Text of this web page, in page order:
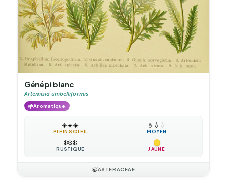
Génépi blanc
Artemisia umbelliformis
🌱Aromatique
☀️☀️☀️
PLEIN SOLEIL
💧 💧 💧
MOYEN
❄️❄️❄️
RUSTIQUE JAUNE
🍃ASTERACEAE